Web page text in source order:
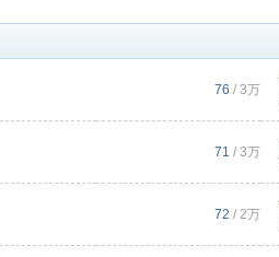
76 / 3万
71 / 3万
72 / 2万